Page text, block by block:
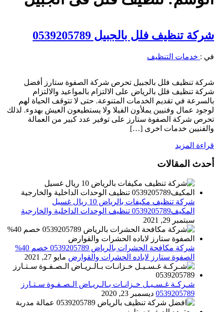
شركة تنظيف فلل بالجبيل 0539205789
في : خدمات التنظيف
شركة تنظيف فلل بالجبيل تحرص شركة الصفوة ستارز أفضل
شركة تنظيف فلل بالرياض على الالتزام بالمواعيد والالتزام
بالسرعة في تقديم الخدمات المتنوعة. حتى لا تتوقف الحياة لهم
لوجود عمال وفنيين يملأون الفيلا ولا يستطيعون العيش بهدوء. لذلك
تحرص شركة الصفوة ستارز على توفير عدد كبير من العمالة
والفنيين خدمات اخرى […]
قراءة المزيد
أحدث المقالات
شركة تنظيف مكيفات بالرياض 10 ريال غسيل
المكيف0539205789 تنظيف الوحدات الداخلية والخارجية
سبتمبر 29, 2021
شركة مكافحة الحشرات بالرياض 0539205789 خصم 40%
الصفوة ستارز لاباده الحشرات والقوارض مايو 27, 2021
شـركـة غـسـيـل خـزانـات بـالـريـاض الـصـفـوة سـتـارز
0539205789 ديسمبر 23, 2020